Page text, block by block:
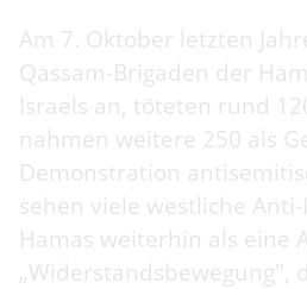
Am 7. Oktober letzten
Qassam-Brigaden der
Israels an, töteten rund
nahmen weitere 250 als
Demonstration
sehen viele westliche
Hamas weiterhin als eine
„Widerstandsbewegung",